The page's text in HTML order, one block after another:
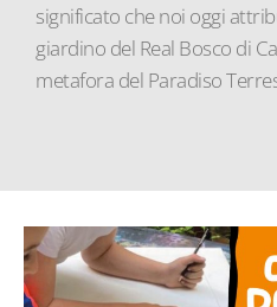
significato che noi oggi
giardino del Real Bosco di
metafora del Paradiso